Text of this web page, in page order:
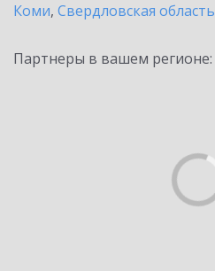
Коми, Свердловская область
Партнеры в вашем регионе: